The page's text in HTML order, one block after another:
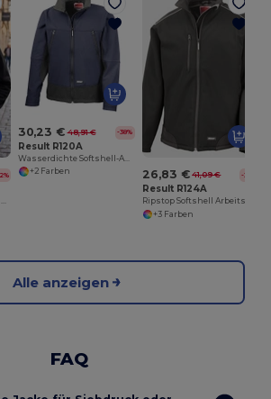
Polartherm® Pullover mit Zip
30,23 € 48,91 € -38%
Result R120A
+2 Farben
26,83 € 41,09 € -35%
Result R124A
+3 Farben
Alle anzeigen
FAQ